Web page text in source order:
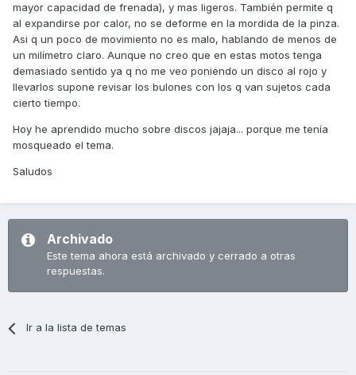
mayor capacidad de frenada), y mas ligeros. También permite q
al expandirse por calor, no se deforme en la mordida de la pinza.
Asi q un poco de movimiento no es malo, hablando de menos de
un milímetro claro. Aunque no creo que en estas motos tenga
demasiado sentido ya q no me veo poniendo un disco al rojo y
llevarlos supone revisar los bulones con los q van sujetos cada
cierto tiempo.
Hoy he aprendido mucho sobre discos jajaja... porque me tenía
mosqueado el tema.
Saludos
Archivado
Este tema ahora está archivado y cerrado a otras
respuestas.
Ir a la lista de temas